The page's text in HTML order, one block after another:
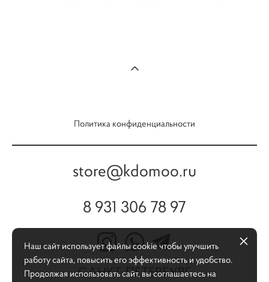
Политика конфиденциальности
store@kdomoo.ru
8 931 306 78 97
САНКТ-ПЕТЕРБУРГ
Наш сайт использует файлы cookie чтобы улучшить
работу сайта, повысить его эффективность и удобство.
Продолжая использовать сайт, вы соглашаетесь на